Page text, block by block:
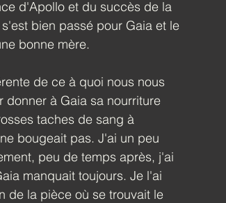
d'Apollo et du succès de la
bien passé pour Gaia et le
bonne mère.
de ce à quoi nous nous
donner à Gaia sa nourriture
taches de sang à
bougeait pas. J'ai un peu
peu de temps après, j'ai
manquait toujours. Je l'ai
de la pièce où se trouvait le